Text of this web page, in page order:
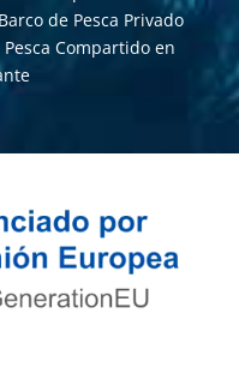
Barco de Pesca Privado
Pesca Compartido en